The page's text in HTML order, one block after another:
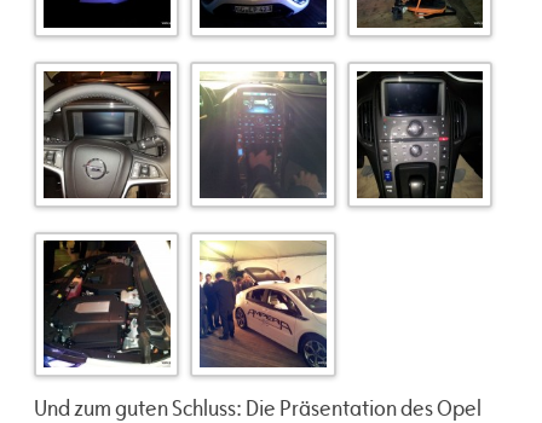
Und zum guten Schluss: Die Präsentation des Opel